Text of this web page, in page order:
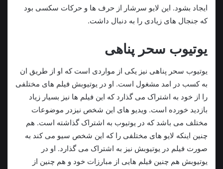
ایجاد بشود. این لایو سرشار از حرف ها و حرکات سکسی بود
که جنجال های زیادی را به دنبال داشت.
یوتیوب سحر پناهی
یوتیوب سحر پناهی نیز یکی از مواردی است که او از طریق ان
به کسب در امد مشغول است. او در یوتیوبش فیلم های مختلفی
را از خود به اشتراک می گذارد که این فیلم ها نیز بسیار زیاد
بازدید خورده است. ویدیو های این شخص نیزدر موضوعات
مختلف می باشد که در یوتیوب به اشتراک گذاشته است. هم
چنین اینکه لایو های مختلفی را که این شخص سیو می کند به
صورت فیلم در یوتیوبش نیز به اشتراک می گذارد. او در
یوتیوبش هم چنین فیلم هایی از مبارزات خود و هم چنین از